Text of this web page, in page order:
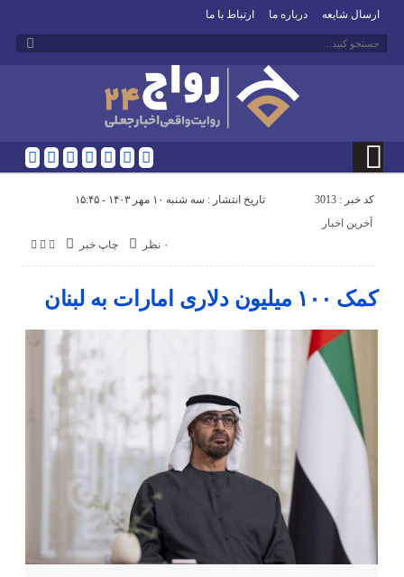
ارسال شایعه درباره ما ارتباط با ما
کد خبر : 3013 تاریخ انتشار : سه شنبه ۱۰ مهر ۱۴۰۳ - ۱۵:۴۵
چاپ خبر ۰ نظر
آخرین اخبار
کمک ۱۰۰ میلیون دلاری امارات به لبنان